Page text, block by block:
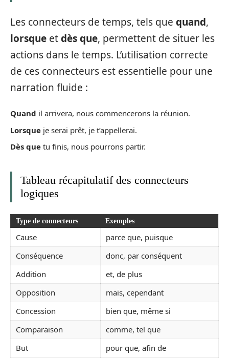
Les connecteurs de temps, tels que quand,
lorsque etdès que, permettent de situer les
actions dans le temps. L’utilisation correcte
de ces connecteurs est essentielle pour une
narration fluide :
Quand il arrivera, nous commencerons la réunion.
Lorsque je serai prêt, je t’appellerai.
Dès que tu finis, nous pourrons partir.
Tableau récapitulatif des connecteurs
logiques
Type de connecteurs Exemples
Cause
parce que, puisque
Conséquence
donc, par conséquent
Addition
et, de plus
Opposition
mais, cependant
Concession
bien que, même si
Comparaison
comme, tel que
But
pour que, afin de